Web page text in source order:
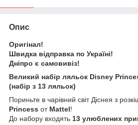
Опис
Оригінал!
Швидка відправка по Україні!
Дніпро є самовивіз!
Великий набір ляльок Disney
(набір з 13 ляльок)
Пориньте в чарівний світ Діснея з
Princess от Mattel!
До набору входять 13 улюблених